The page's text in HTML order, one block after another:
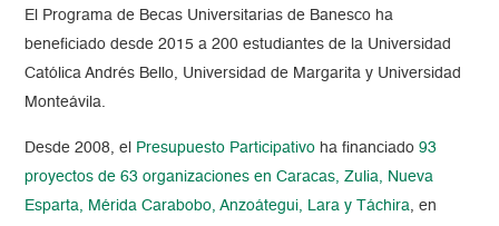
El Programa de Becas Universitarias de Banesco ha
beneficiado desde 2015 a 200 estudiantes de la Universidad
Católica Andrés Bello, Universidad de Margarita y Universidad
Monteávila.
Desde 2008, el Presupuesto Participativo ha financiado93
proyectos de 63 organizaciones en Caracas, Zulia, Nueva
Esparta, Mérida Carabobo, Anzoátegui, Lara y Táchira, en